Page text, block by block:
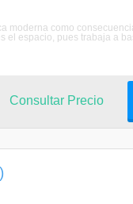
moderna como
el espacio, pues trabaja a
Consultar Precio